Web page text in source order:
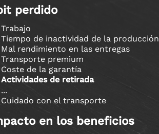
perdido
Trabajo
Tiempo de inactividad de la producción
Mal rendimiento en las entregas
Transporte premium
Coste de la garantía
Actividades de retirada
...
Cuidado con el transporte
en los beneficios